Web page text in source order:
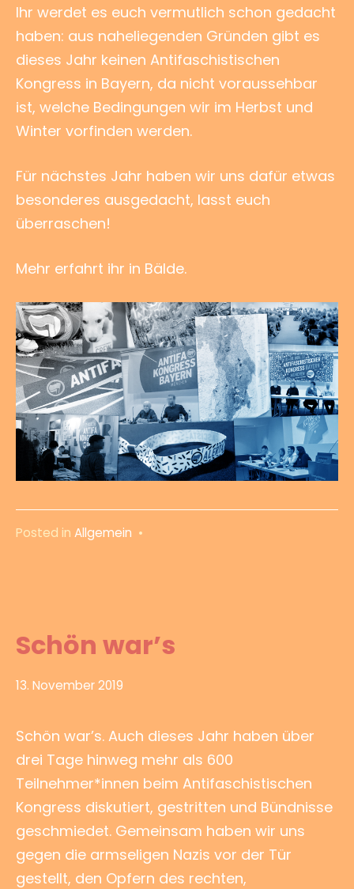
Ihr werdet es euch vermutlich schon gedacht
haben: aus naheliegenden Gründen gibt es
dieses Jahr keinen Antifaschistischen
Kongress in Bayern, da nicht voraussehbar
ist, welche Bedingungen wir im Herbst und
Winter vorfinden werden.
Für nächstes Jahr haben wir uns dafür etwas
besonderes ausgedacht, lasst euch
überraschen!
Mehr erfahrt ihr in Bälde.
Posted in Allgemein •
Schön war’s
13. November 2019
Schön war’s. Auch dieses Jahr haben über
drei Tage hinweg mehr als 600
Teilnehmer*innen beim Antifaschistischen
Kongress diskutiert, gestritten und Bündnisse
geschmiedet. Gemeinsam haben wir uns
gegen die armseligen Nazis vor der Tür
gestellt, den Opfern des rechten,